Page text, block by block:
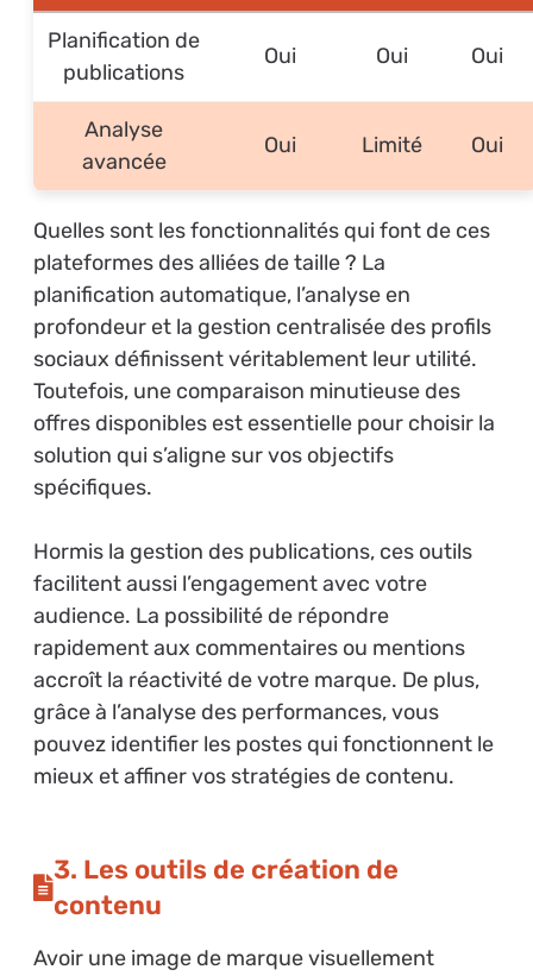
Planification de
publications
Oui Oui Oui
Analyse
avancée
Oui Limité Oui
Quelles sont les fonctionnalités qui font de ces
plateformes des alliées de taille ? La
planification automatique, l’analyse en
profondeur et la gestion centralisée des profils
sociaux définissent véritablement leur utilité.
Toutefois, une comparaison minutieuse des
offres disponibles est essentielle pour choisir la
solution qui s’aligne sur vos objectifs
spécifiques.
Hormis la gestion des publications, ces outils
facilitent aussi l’engagement avec votre
audience. La possibilité de répondre
rapidement aux commentaires ou mentions
accroît la réactivité de votre marque. De plus,
grâce à l’analyse des performances, vous
pouvez identifier les postes qui fonctionnent le
mieux et affiner vos stratégies de contenu.
3. Les outils de création de
contenu
Avoir une image de marque visuellement